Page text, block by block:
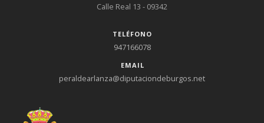
Calle Real 13 - 09342
TELÉFONO
947166078
EMAIL
peraldearlanza@diputaciondeburgos.net